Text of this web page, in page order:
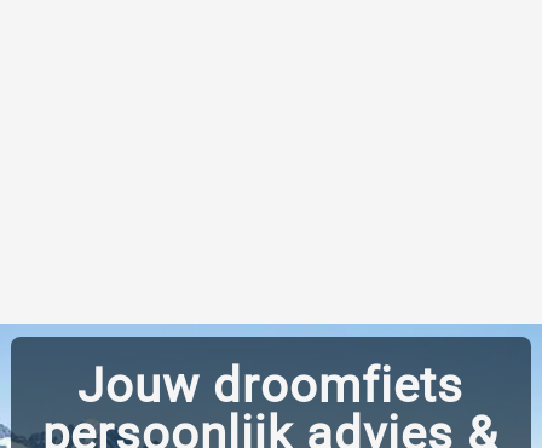
Jouw droomfiets
persoonlijk advies &